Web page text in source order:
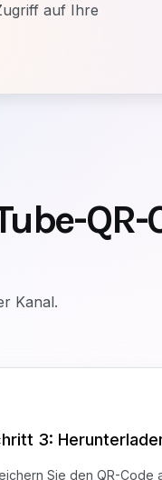
auf Ihre
QR-
Kanal.
3:
Sie den QR-Code